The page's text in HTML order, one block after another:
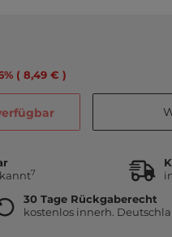
( 8,49 € )
7
30 Tage Rückgaberecht
kostenlos innerh.